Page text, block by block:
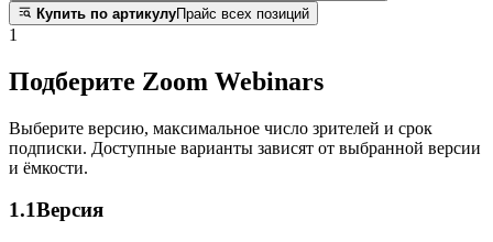
Купить по артикулуПрайс всех позиций
1
Подберите Zoom Webinars
Выберите версию, максимальное число зрителей и срок
подписки. Доступные варианты зависят от выбранной версии
и ёмкости.
1.1Версия